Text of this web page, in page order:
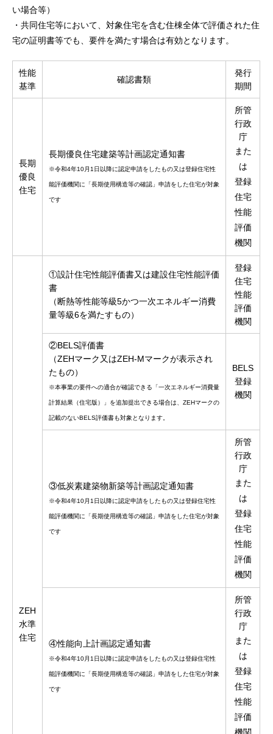
い場合等）
・共同住宅等において、対象住宅を含む住棟全体で評価された住
宅の証明書等でも、要件を満たす場合は有効となります。
性能
基準
確認書類
発行
期間
長期
優良
住宅
長期優良住宅建築等計画認定通知書
※令和4年10月1日以降に認定申請をしたもの又は登録住宅性
能評価機関に「長期使用構造等の確認」申請をした住宅が対象
です
所管
行政
庁
また
は
登録
住宅
性能
評価
機関
ZEH
水準
住宅
①設計住宅性能評価書又は建設住宅性能評価
書
（断熱等性能等級5かつ一次エネルギー消費
量等級6を満たすもの）
登録
住宅
性能
評価
機関
②BELS評価書
（ZEHマーク又はZEH-Mマークが表示され
たもの）
※本事業の要件への適合が確認できる「一次エネルギー消費量
計算結果（住宅版）」を追加提出できる場合は、ZEHマークの
記載のないBELS評価書も対象となります。
BELS
登録
機関
③低炭素建築物新築等計画認定通知書
※令和4年10月1日以降に認定申請をしたもの又は登録住宅性
能評価機関に「長期使用構造等の確認」申請をした住宅が対象
です
所管
行政
庁
また
は
登録
住宅
性能
評価
機関
④性能向上計画認定通知書
※令和4年10月1日以降に認定申請をしたもの又は登録住宅性
能評価機関に「長期使用構造等の確認」申請をした住宅が対象
です
所管
行政
庁
また
は
登録
住宅
性能
評価